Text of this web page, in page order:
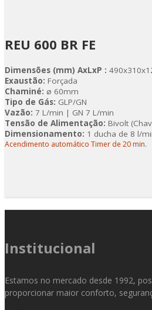
REU 600 BR FE
Dimensões (mm) AxLxP :
Exaustão: Forçada
Chaminé: ø 60mm
Tipo de Gás: GLP/GN
Vazão: 7 L/min | GN 7 L/min
Tensão de Alimentação: Bivolt
Dimensionamento: 1 ducha de 8 l/
Acendimento automático Timer de 20 min.
Institucional
Estamos no mercado desde 1992,
proporcionar maior conforto,